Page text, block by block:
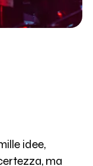
idee,
ma